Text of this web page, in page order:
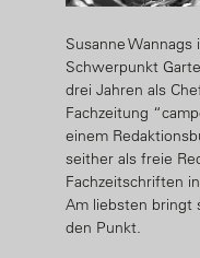
Susanne
Schwerpunkt
drei Jahren als
Fachzeitung
einem
seither als freie
Fachzeitschriften
Am liebsten bringt
den Punkt.